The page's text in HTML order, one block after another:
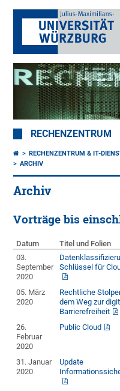
RECHENZENTRUM
RECHENZENTRUM & IT-
ARCHIV
Archiv
Vorträge bis
Datum Titel und Folien
03.
September
2020
Schlüssel für
05. März
2020
Rechtliche
dem Weg zur
Barrierefreiheit
26.
Februar
2020
Public Cloud
31. Januar
2020
Update